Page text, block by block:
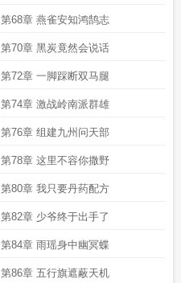
第68章 燕雀安知鸿鹄志
第70章 黑炭竟然会说话
第72章 一脚踩断双马腿
第74章 激战岭南派群雄
第76章 组建九州问天部
第78章 这里不容你撒野
第80章 我只要丹药配方
第82章 少爷终于出手了
第84章 雨瑶身中幽冥蝶
第86章 五行旗遮蔽天机